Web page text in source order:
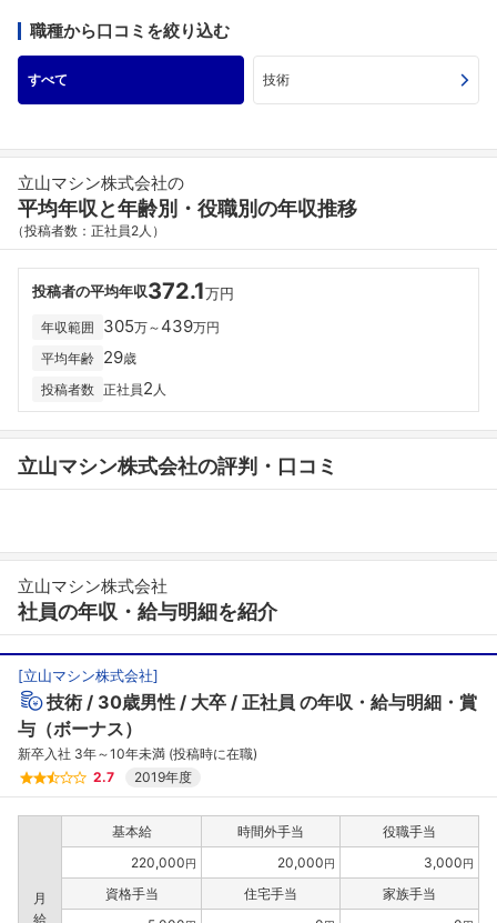
職種から口コミを絞り込む
すべて 技術
立山マシン株式会社の
平均年収と年齢別・役職別の年収推移
（投稿者数：正社員2人）
投稿者の平均年収372.1万円
年収範囲 305万～ 439万円
平均年齢 29歳
投稿者数 正社員2 人
立山マシン株式会社の評判・口コミ
立山マシン株式会社
社員の年収・給与明細を紹介
[立山マシン株式会社]
技術 30歳男性 大卒 正社員 の年収・給与明細・賞
与（ボーナス）
新卒入社 3年～10年未満 (投稿時に在職)
2.7
2019年度
月
給
基本給 時間外手当
役職手当
220,000円 20,000円 3,000円
資格手当 住宅手当
家族手当